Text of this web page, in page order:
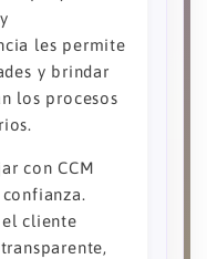
les permite
y brindar
los procesos
con CCM
cliente